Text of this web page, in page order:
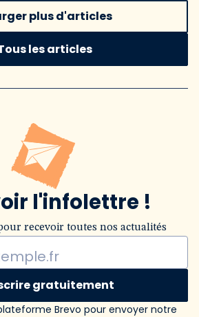
plus d'articles
les articles
l'infolettre !
recevoir toutes nos actualités
gratuitement
Brevo pour envoyer notre